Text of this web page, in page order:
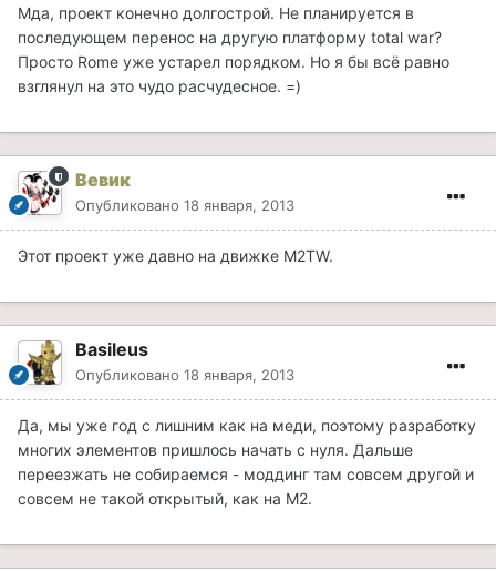
Мда, проект конечно долгострой. Не планируется в
последующем перенос на другую платформу total war?
Просто Rome уже устарел порядком. Но я бы всё равно
взглянул на это чудо расчудесное. =)
Вевик
Опубликовано 18 января, 2013
Этот проект уже давно на движке M2TW.
Basileus
Опубликовано 18 января, 2013
Да, мы уже год с лишним как на меди, поэтому разработку
многих элементов пришлось начать с нуля. Дальше
переезжать не собираемся - моддинг там совсем другой и
совсем не такой открытый, как на М2.